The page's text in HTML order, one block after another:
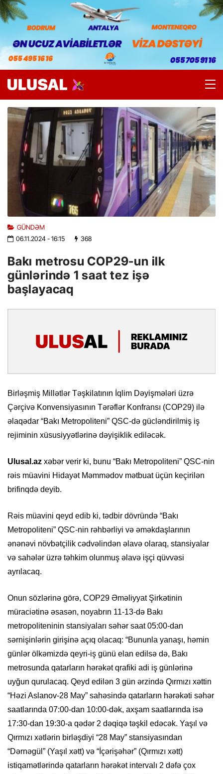
GÜNDƏM
06.11.2024- 16:15 368
Bakı metrosu COP29-un ilk
günlərində 1 saat tez işə
başlayacaq
Birləşmiş Millətlər Təşkilatının İqlim Dəyişmələri üzrə
Çərçivə Konvensiyasının Tərəflər Konfransı (COP29) ilə
əlaqədar “Bakı Metropoliteni” QSC-də gücləndirilmiş iş
rejiminin xüsusiyyətlərinə dəyişiklik ediləcək.
Ulusal.az xəbər verir ki, bunu “Bakı Metropoliteni” QSC-nin
rəis müavini Hidayət Məmmədov mətbuat üçün keçirilən
brifinqdə deyib.
Rəis müavini qeyd edib ki, tədbir dövründə “Bakı
Metropoliteni” QSC-nin rəhbərliyi və əməkdaşlarının
ənənəvi növbətçilik cədvəlindən əlavə olaraq, stansiyalar
və sahələr üzrə təhkim olunmuş əlavə işçi qüvvəsi
ayrılacaq.
Onun sözlərinə görə, COP29 Əməliyyat Şirkətinin
müraciətinə əsasən, noyabrın 11-13-də Bakı
metropoliteninin stansiyaları səhər saat 05:00-dan
sərnişinlərin girişinə açıq olacaq: “Bununla yanaşı, həmin
günlər ölkəmizdə qeyri-iş günü elan edilsə də, Bakı
metrosunda qatarların hərəkət qrafiki adi iş günlərinə
uyğun qurulacaq. Qeyd edilən 3 gün ərzində Qırmızı xəttin
“Həzi Aslanov-28 May” sahəsində qatarların hərəkəti səhər
saatlarında 07:00-dan 10:00-dək, axşam saatlarında isə
17:30-dan 19:30-a qədər 2 dəqiqə təşkil edəcək. Yaşıl və
Qırmızı xətlərin birləşdiyi “28 May” stansiyasından
“Dərnəgül” (Yaşıl xətt) və “İçərişəhər” (Qırmızı xətt)
istiqamətlərində qatarların hərəkət intervalı 2 dəfə çox